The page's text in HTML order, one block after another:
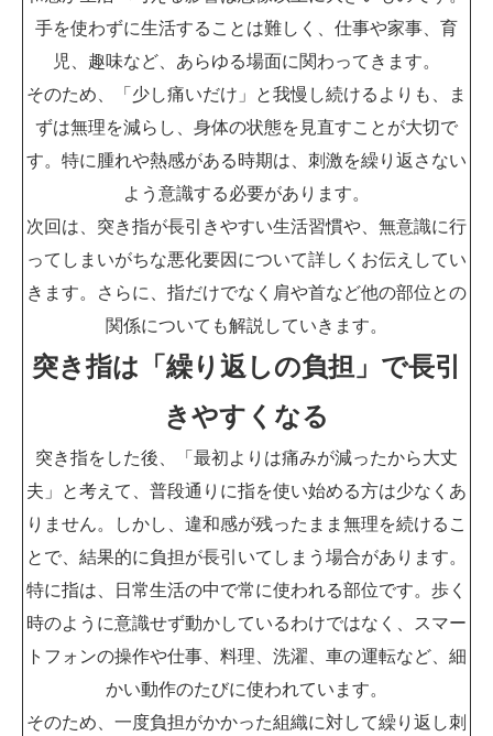
手を使わずに生活することは難しく、仕事や家事、育
児、趣味など、あらゆる場面に関わってきます。
そのため、「少し痛いだけ」と我慢し続けるよりも、ま
ずは無理を減らし、身体の状態を見直すことが大切で
す。特に腫れや熱感がある時期は、刺激を繰り返さない
よう意識する必要があります。
次回は、突き指が長引きやすい生活習慣や、無意識に行
ってしまいがちな悪化要因について詳しくお伝えしてい
きます。さらに、指だけでなく肩や首など他の部位との
関係についても解説していきます。
突き指は「繰り返しの負担」で長引
きやすくなる
突き指をした後、「最初よりは痛みが減ったから大丈
夫」と考えて、普段通りに指を使い始める方は少なくあ
りません。しかし、違和感が残ったまま無理を続けるこ
とで、結果的に負担が長引いてしまう場合があります。
特に指は、日常生活の中で常に使われる部位です。歩く
時のように意識せず動かしているわけではなく、スマー
トフォンの操作や仕事、料理、洗濯、車の運転など、細
かい動作のたびに使われています。
そのため、一度負担がかかった組織に対して繰り返し刺